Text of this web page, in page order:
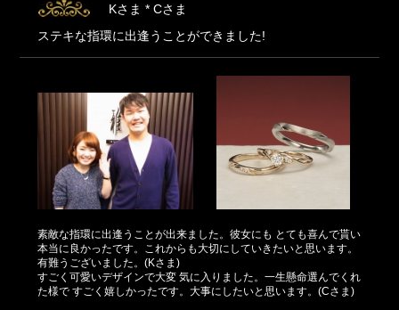
Kさま * Cさま
ステキな指環に出逢うことができました!
素敵な指環に出逢うことが出来ました。彼女にも とても喜んで貰い
本当に良かったです。これからも大切にしていきたいと思います。
有難うございました。(Kさま)
すごく可愛いデザインで大変 気に入りました。一生懸命選んでくれ
た様で すごく嬉しかったです。大事にしたいと思います。(Cさま)